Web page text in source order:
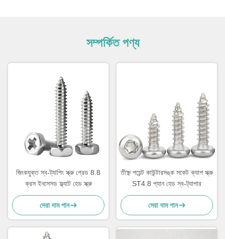
সম্পর্কিত পণ্য
জিংকযুক্ত স্ব-ট্যাপিং স্ক্রু গ্রেড 8.8
ক্রস ইনসেসড ফ্ল্যাট হেড স্ক্রু
সেরা দাম পান
তীক্ষ্ণ পয়েন্ট কাউন্টারসঙ্ক সকেট ক্যাপ স্ক্রু
ST4.8 প্যান হেড স্ব-ট্যাপার
সেরা দাম পান